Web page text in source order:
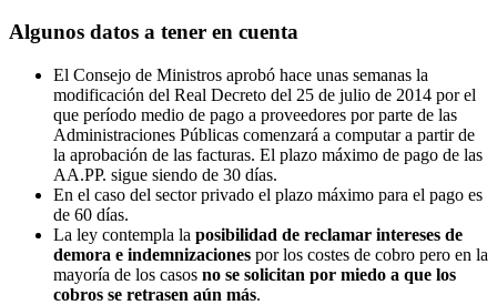
Algunos datos a tener en cuenta
El Consejo de Ministros aprobó hace unas semanas la
modificación del Real Decreto del 25 de julio de 2014 por el
que período medio de pago a proveedores por parte de las
Administraciones Públicas comenzará a computar a partir de
la aprobación de las facturas. El plazo máximo de pago de las
AA.PP. sigue siendo de 30 días.
En el caso del sector privado el plazo máximo para el pago es
de 60 días.
La ley contempla la posibilidad de reclamar intereses de
demora e indemnizaciones por los costes de cobro pero en la
mayoría de los casos no se solicitan por miedo a que los
cobros se retrasen aún más.